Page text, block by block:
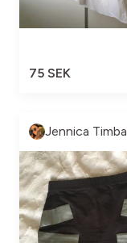
75 SEK
Jennica